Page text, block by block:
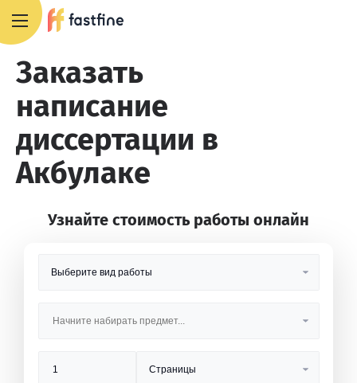
Заказать
написание
диссертации в
Акбулаке
Узнайте стоимость работы онлайн